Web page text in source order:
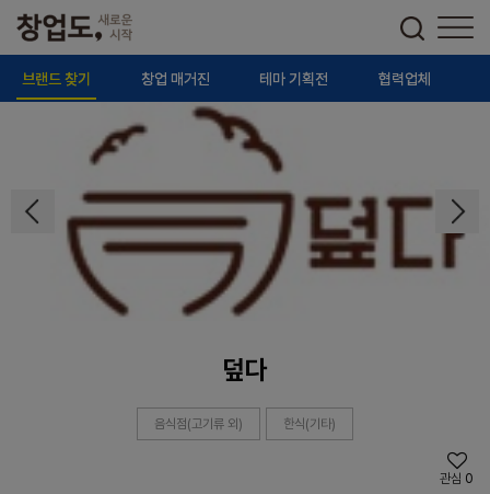
브랜드 찾기 창업 매거진 테마 기획전 협력업체
덮다
음식점(고기류 외) 한식(기타)
관심 0